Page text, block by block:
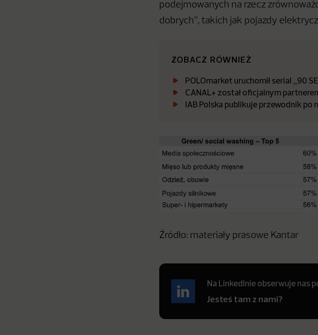
podejmowanych na rzecz
dobrych”, takich jak pojazdy
ZOBACZ RÓWNIEŻ
POLOmarket uruchomił serial „90
CANAL+ został oficjalnym
IAB Polska publikuje przewodnik po
Źródło: materiały prasowe Kantar
Na LinkedInie obserwuje nas
Jesteś tam z nami?